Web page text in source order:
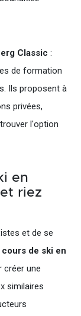
Classic :
de formation
Ils proposent à
privées,
l'option
en
riez
et de se
cours de ski en
créer une
similaires